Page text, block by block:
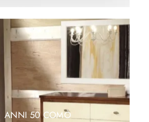
ANNI 50 COMÒ